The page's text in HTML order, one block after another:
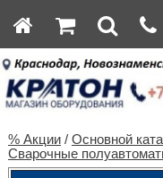
% Акции/ Основной
Сварочные